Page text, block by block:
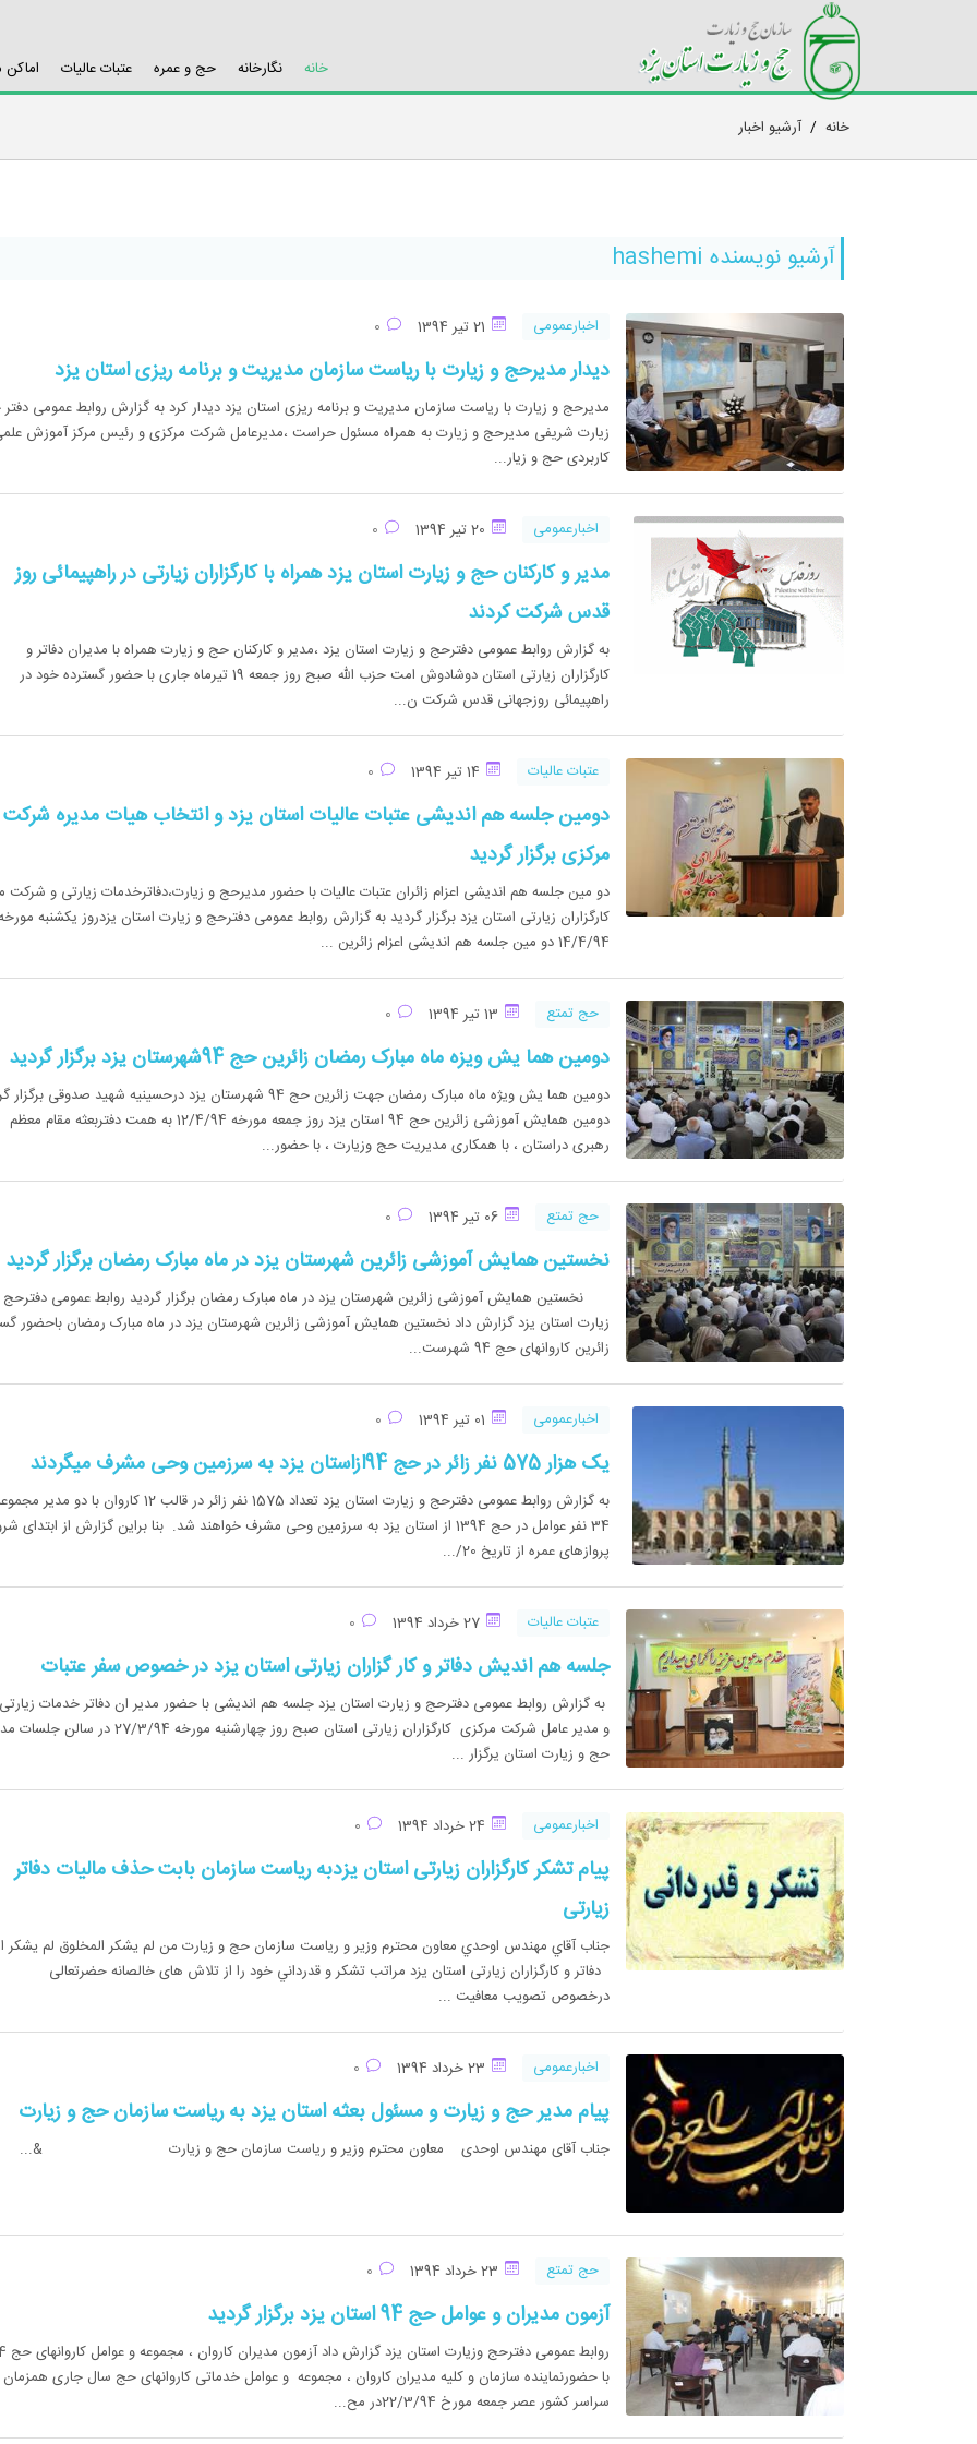
خانه
نگارخانه حج و عمره عتبات عالیات
خانه / آرشیو اخبار
آرشیو نویسنده hashemi
اخبارعمومی
دیدار مدیرحج و زیارت با ریاست سازمان مدیریت و برنامه ریزی استان یزد
مدیرحج و زیارت با ریاست سازمان مدیریت و برنامه ریزی استان یزد دیدار کرد به گزارش روابط عمومی
زیارت شریفی مدیرحج و زیارت به همراه مسئول حراست ،مدیرعامل شرکت مرکزی و رئیس مرکز آموزش
کاربردی حج و زیار...
اخبارعمومی
مدیر و کارکنان حج و زیارت استان یزد همراه با کارگزاران زیارتی در راهپیمائی روز
قدس شرکت کردند
به گزارش روابط عمومی دفترحج و زیارت استان یزد ،مدیر و کارکنان حج و زیارت همراه با مدیران دفاتر و
کارگزاران زیارتی استان دوشادوش امت حزب الله صبح روز جمعه 19 تیرماه جاری با حضور گسترده خود در
راهپیمائی روزجهانی قدس شرکت ن...
عتبات عالیات
دومین جلسه هم اندیشی عتبات عالیات استان یزد و انتخاب هیات مدیره شرکت
مرکزی برگزار گردید
دو مین جلسه هم اندیشی اعزام زائران عتبات عالیات با حضور مدیرحج و زیارت،دفاترخدمات زیارتی و شرکت
کارگزاران زیارتی استان یزد برگزار گردید به گزارش روابط عمومی دفترحج و زیارت استان یزدروز یکشنبه
14/4/94 دو مین جلسه هم اندیشی اعزام زائرین ...
حج تمتع
دومین هما یش ویزه ماه مبارک رمضان زائرین حج 94شهرستان یزد برگزار گردید
دومین هما یش ویژه ماه مبارک رمضان جهت زائرین حج 94 شهرستان یزد درحسینیه شهید صدوقی
دومین همایش آموزشی زائرین حج 94 استان یزد روز جمعه مورخه 12/4/94 به همت دفتربعثه مقام معظم
رهبری دراستان ، با همکاری مدیریت حج وزیارت ، با حضور...
حج تمتع
نخستین همایش آموزشی زائرین شهرستان یزد در ماه مبارک رمضان برگزار گردید
نخستین همایش آموزشی زائرین شهرستان یزد در ماه مبارک رمضان برگزار گردید روابط عمومی دفترحج
زیارت استان یزد گزارش داد نخستین همایش آموزشی زائرین شهرستان یزد در ماه مبارک رمضان باحضور
زائرین کاروانهای حج 94 شهرست...
اخبارعمومی
یک هزار 575 نفر زائر در حج 94ازاستان یزد به سرزمین وحی مشرف میگردند
به گزارش روابط عمومی دفترحج و زیارت استان یزد تعداد 1575 نفر زائر در قالب 12 کاروان با دو
34 نفر عوامل در حج 1394 از استان یزد به سرزمین وحی مشرف خواهند شد. بنا براین گزارش از ابتدای
پروازهای عمره از تاریخ 20/...
عتبات عالیات
جلسه هم اندیش دفاتر و کار گزاران زیارتی استان یزد در خصوص سفر عتبات
به گزارش روابط عمومی دفترحج و زیارت استان یزد جلسه هم اندیشی با حضور مدیر ان دفاتر خدمات زیارتی
و مدیر عامل شرکت مرکزی کارگزاران زیارتی استان صبح روز چهارشنبه مورخه 27/
حج و زیارت استان یرگزار ...
اخبارعمومی
پیام تشکر کارگزاران زیارتی استان یزدبه ریاست سازمان بابت حذف ماليات دفاتر
زيارتی
جناب آقاي مهندس اوحدي معاون محترم وزير و ریاست سازمان حج و زيارت من لم يشكر المخلوق لم يشكر
دفاتر و کارگزاران زیارتی استان یزد مراتب تشکر و قدرداني خود را از تلاش های خالصانه حضرتعالی
درخصوص تصويب معافيت ...
اخبارعمومی
پیام مدیر حج و زیارت و مسئول بعثه استان یزد به ریاست سازمان حج و زیارت
جناب آقای مهندس اوحدی معاون محترم وزیر و ریاست سازمان حج و زیارت &...
حج تمتع
آزمون مدیران و عوامل حج 94 استان یزد برگزار گردید
روابط
با حضورنماینده سازمان و کلیه مدیران کاروان ، مجموعه و عوامل خدماتی کاروانهای حج سال جاری همزمان
سراسر کشور عصر جمعه مورخ 22/3/94در مح...